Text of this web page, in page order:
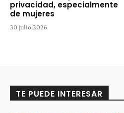
privacidad, especialmente
de mujeres
30 julio 2026
TE PUEDE INTERESAR